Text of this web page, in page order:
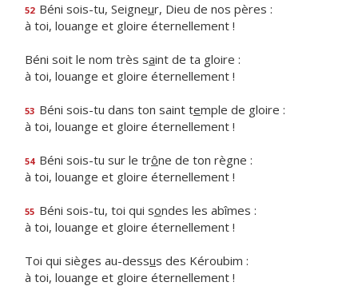
52 Béni sois-tu, Seigneur, Dieu de nos pères :
à toi, louange et gloire éternellement !
Béni soit le nom très saint de ta gloire :
à toi, louange et gloire éternellement !
53 Béni sois-tu dans ton saint temple de gloire :
à toi, louange et gloire éternellement !
54 Béni sois-tu sur le trône de ton règne :
à toi, louange et gloire éternellement !
55 Béni sois-tu, toi qui sondes les abîmes :
à toi, louange et gloire éternellement !
Toi qui sièges au-dessus des Kéroubim :
à toi, louange et gloire éternellement !